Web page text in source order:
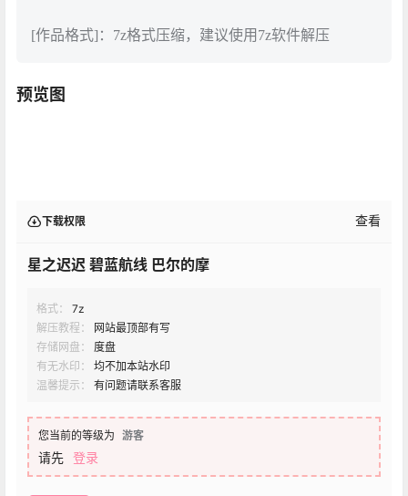
[作品格式]：7z格式压缩，建议使用7z软件解压
预览图
下载权限 查看
星之迟迟 碧蓝航线 巴尔的摩
格式：
7z
解压教程：
网站最顶部有写
存储网盘：
度盘
有无水印：
均不加本站水印
温馨提示：
有问题请联系客服
您当前的等级为 游客
请先 登录